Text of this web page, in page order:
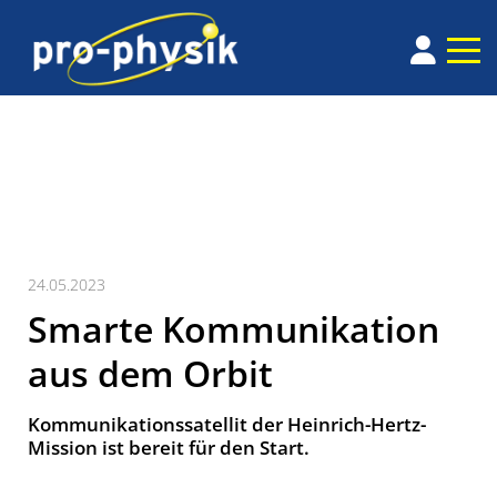
24.05.2023
Smarte Kommunikation
aus dem Orbit
Kommunikationssatellit der Heinrich-Hertz-
Mission ist bereit für den Start.